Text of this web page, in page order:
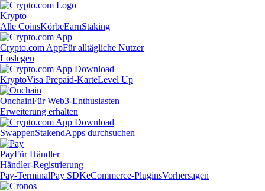
Krypto
Alle CoinsKörbeEarnStaking
Crypto.com AppFür alltägliche Nutzer
Loslegen
KryptoVisa Prepaid-KarteLevel Up
OnchainFür Web3-Enthusiasten
Erweiterung erhalten
SwappenStakendApps durchsuchen
PayFür Händler
Händler-Registrierung
Pay-TerminalPay SDKeCommerce-PluginsVorhersagen